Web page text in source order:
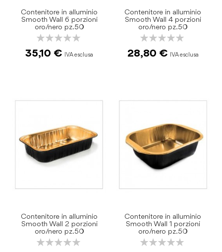
Contenitore in alluminio
Smooth Wall 6 porzioni
oro/nero pz.50
Rating:
35,10 €
Contenitore in alluminio
Smooth Wall 4 porzioni
oro/nero pz.50
Rating:
28,80 €
Contenitore in alluminio
Smooth Wall 2 porzioni
oro/nero pz.50
Rating:
Contenitore in alluminio
Smooth Wall 1 porzioni
oro/nero pz.50
Rating: